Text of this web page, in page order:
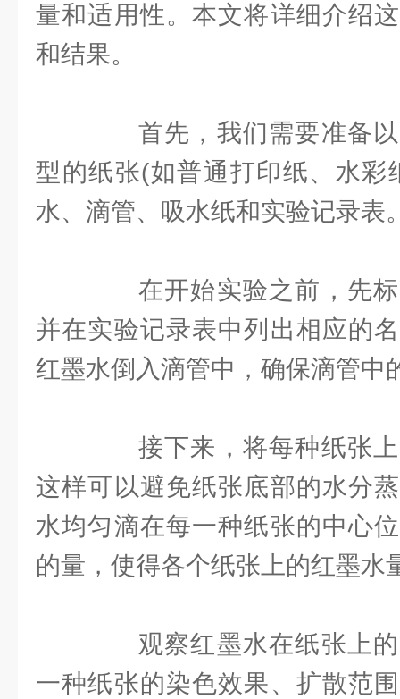
量和适用性。本文将详细介绍
和结果。
首先，我们需要准备以
型的纸张(如普通打印纸、水彩
水、滴管、吸水纸和实验记录表
在开始实验之前，先标
并在实验记录表中列出相应的
红墨水倒入滴管中，确保滴管中
接下来，将每种纸张上
这样可以避免纸张底部的水分
水均匀滴在每一种纸张的中心
的量，使得各个纸张上的红墨水
观察红墨水在纸张上的
一种纸张的染色效果、扩散范